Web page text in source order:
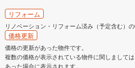
リフォーム
リノベーション・リフォーム済み（予定含む）の
価格更新
価格の更新があった物件です。
複数の価格が表示されている物件に関しまして
あった場合に表示されます。